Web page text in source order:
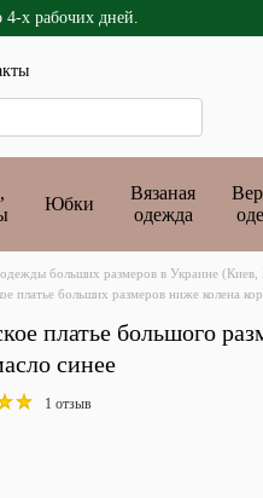
4-х рабочих дней.
Юбки
Вязаная
одежда
больших размеров в Украине
платье больших размеров ниже колена
платье большого
синее
1 отзыв